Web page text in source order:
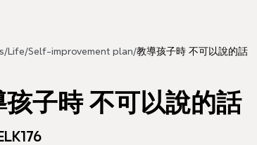
/ Life/Self-improvement plan/教導孩子時 不可以說的話
孩子時 不可以說的話